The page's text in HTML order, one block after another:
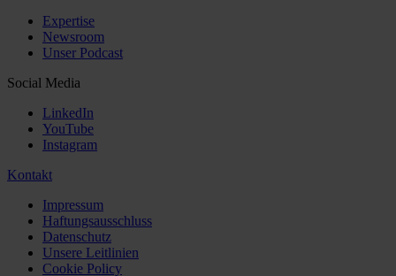
Expertise
Newsroom
Unser Podcast
Social Media
LinkedIn
YouTube
Instagram
Kontakt
Impressum
Haftungsausschluss
Datenschutz
Unsere Leitlinien
Cookie Policy